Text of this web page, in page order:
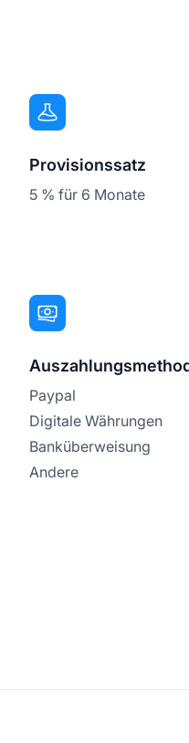
Provisionssatz
5 % für 6 Monate
Paypal
Digitale Währungen
Banküberweisung
Andere